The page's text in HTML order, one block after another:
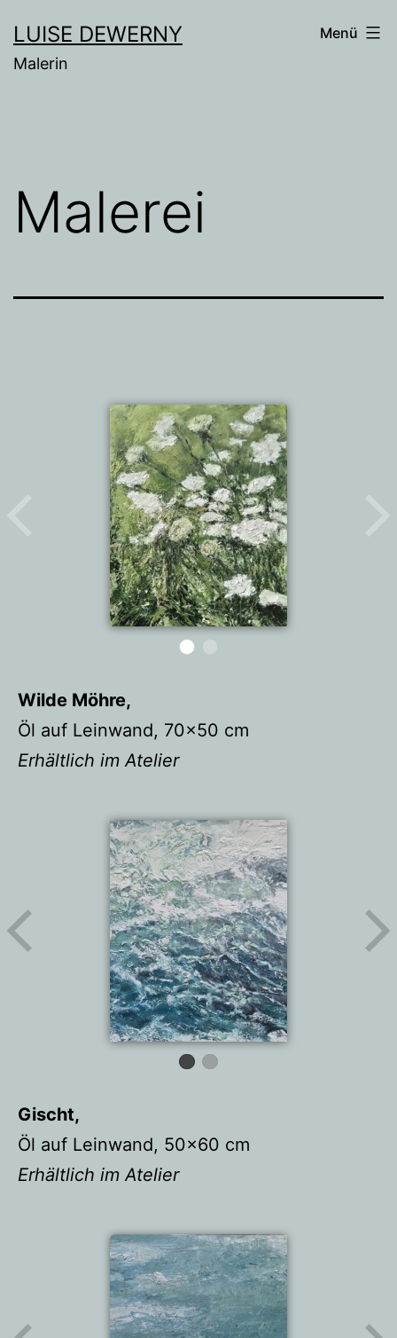
Inhalt
springen
LUISE DEWERNY
Malerin
Menü
Malerei
Wilde Möhre,
Öl auf Leinwand, 70×50 cm
Erhältlich im Atelier
Gischt,
Öl auf Leinwand, 50×60 cm
Erhältlich im Atelier